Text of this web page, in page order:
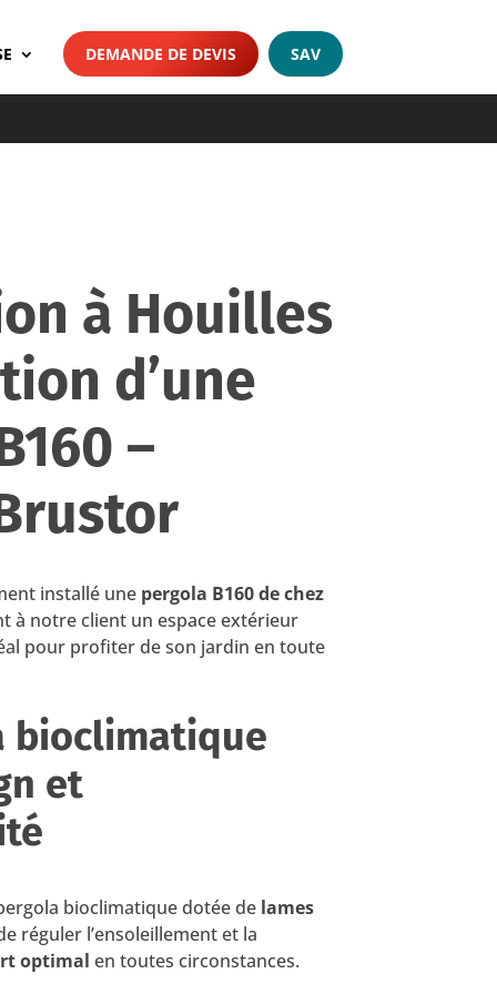
DEMANDE DE DEVIS SAV
à Houilles
d’une
–
installé une pergola B160 de chez
à notre client un espace extérieur
pour profiter de son jardin en toute
bioclimatique
et
bioclimatique dotée de lames
réguler l’ensoleillement et la
optimal en toutes circonstances.